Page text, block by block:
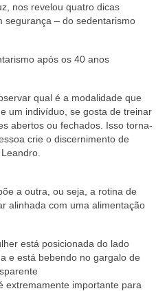
nos revelou quatro dicas
segurança – do sedentarismo
após os 40 anos
qual é a modalidade que
um indivíduo, se gosta de treinar
abertos ou fechados. Isso torna-
crie o discernimento de
a outra, ou seja, a rotina de
alinhada com uma alimentação
está posicionada do lado
e está bebendo no gargalo de
extremamente importante para